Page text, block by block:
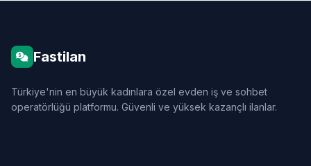
Fastilan
Türkiye'nin en büyük kadınlara özel evden iş ve sohbet
operatörlüğü platformu. Güvenli ve yüksek kazançlı ilanlar.